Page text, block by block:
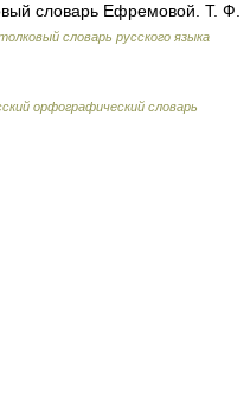
словарь Ефремовой. Т. Ф.
словарь русского языка
орфографический словарь